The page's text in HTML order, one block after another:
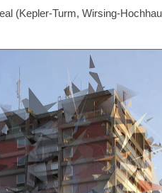
(Kepler-Turm, Wirsing-